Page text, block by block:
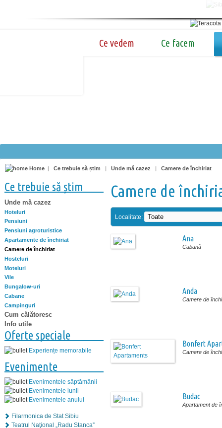
Ce vedem Ce facem
Home | Ce trebuie să știm | Unde mă cazez | Camere de închiriat
Ce trebuie să știm
Unde mă cazez
Hoteluri
Pensiuni
Pensiuni agroturistice
Apartamente de închiriat
Camere de închiriat
Hosteluri
Moteluri
Vile
Bungalow-uri
Cabane
Campinguri
Cum călătoresc
Info utile
Oferte speciale
Experiențe memorabile
Evenimente
Evenimentele săptămânii
Evenimentele lunii
Evenimentele anului
Filarmonica de Stat Sibiu
Teatrul Naţional „Radu Stanca”
Camere de
Localitate:
Ana
Cabană
Anda
Camere de
Bonfert
Camere de
Budac
Apartament de